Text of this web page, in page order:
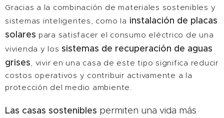
Gracias a la combinación de materiales sostenibles y
sistemas inteligentes, como la instalación de placas
solares para satisfacer el consumo eléctrico de una
vivienda y lossistemas de recuperación de aguas
grises, vivir en una casa de este tipo significa reducir
costos operativos y contribuir activamente a la
protección del medio ambiente.
Las casas sostenibles permiten una vida más